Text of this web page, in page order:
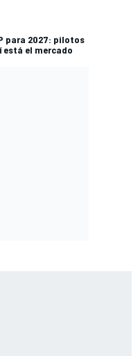
para 2027: pilotos
el mercado